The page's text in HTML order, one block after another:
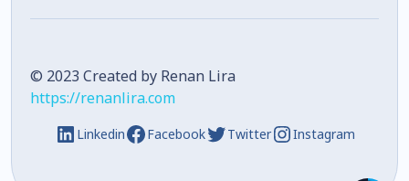
© 2023 Created by Renan Lira
https://renanlira.com
Linkedin Facebook Twitter Instagram